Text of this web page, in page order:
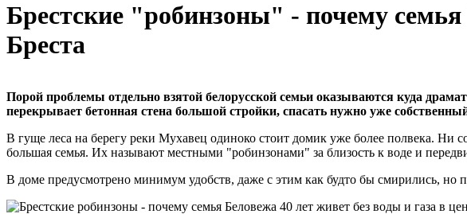
Брестские "робинзоны" - почему семья
Бреста
Порой проблемы отдельно взятой белорусской семьи оказываются куда
перекрывает бетонная стена большой стройки, спасать нужно уже
В гуще леса на берегу реки Мухавец одиноко стоит домик уже более полвека. Ни
большая семья. Их называют местными "робинзонами" за близость к воде и
В доме предусмотрено минимум удобств, даже с этим как будто бы смирились, но